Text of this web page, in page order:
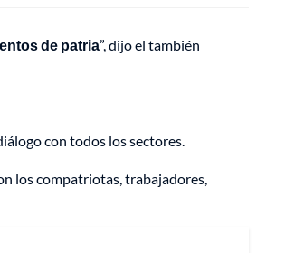
de patria”, dijo el también
con todos los sectores.
los compatriotas, trabajadores,